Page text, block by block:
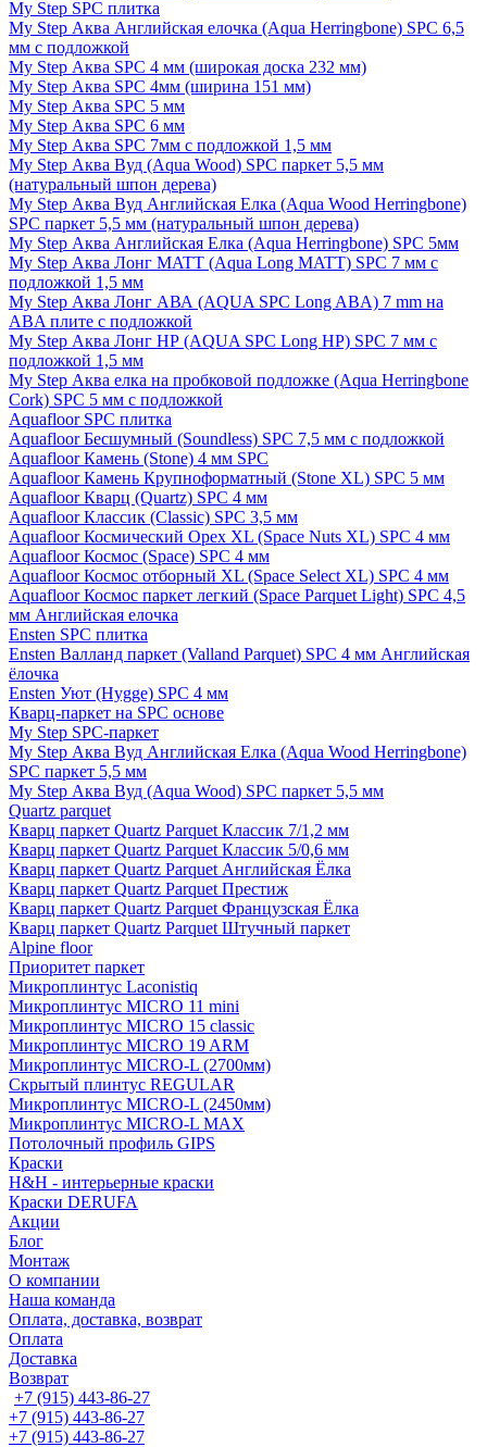
My Step SPC плитка
My Step Аква Английская елочка (Aqua Herringbone) SPC 6,5
мм с подложкой
My Step Аква SPC 4 мм (широкая доска 232 мм)
My Step Аква SPC 4мм (ширина 151 мм)
My Step Аква SPC 5 мм
My Step Аква SPC 6 мм
My Step Аква SPC 7мм c подложкой 1,5 мм
My Step Аква Вуд (Aqua Wood) SPC паркет 5,5 мм
(натуральный шпон дерева)
My Step Аква Вуд Английская Елка (Aqua Wood Herringbone)
SPC паркет 5,5 мм (натуральный шпон дерева)
My Step Аква Английская Елка (Aqua Herringbone) SPC 5мм
My Step Аква Лонг MATT (Aqua Long MATT) SPC 7 мм с
подложкой 1,5 мм
My Step Аква Лонг АВА (AQUA SPC Long ABA) 7 mm на
ABA плите с подложкой
My Step Аква Лонг НР (AQUA SPC Long HP) SPC 7 мм с
подложкой 1,5 мм
My Step Аква елка на пробковой подложке (Aqua Herringbone
Cork) SPC 5 мм с подложкой
Aquafloor SPC плитка
Aquafloor Бесшумный (Soundless) SPC 7,5 мм с подложкой
Aquafloor Камень (Stone) 4 мм SPC
Aquafloor Камень Крупноформатный (Stone XL) SPC 5 мм
Aquafloor Кварц (Quartz) SPC 4 мм
Aquafloor Классик (Classic) SPC 3,5 мм
Aquafloor Космический Орех XL (Space Nuts XL) SPC 4 мм
Aquafloor Космос (Space) SPC 4 мм
Aquafloor Космос отборный XL (Space Select XL) SPC 4 мм
Aquafloor Космос паркет легкий (Space Parquet Light) SPC 4,5
мм Английская елочка
Ensten SPC плитка
Ensten Валланд паркет (Valland Parquet) SPC 4 мм Английская
ёлочка
Ensten Уют (Hygge) SPC 4 мм
Кварц-паркет на SPC основе
My Step SPC-паркет
My Step Аква Вуд Английская Елка (Aqua Wood Herringbone)
SPC паркет 5,5 мм
My Step Аква Вуд (Aqua Wood) SPC паркет 5,5 мм
Quartz parquet
Кварц паркет Quartz Parquet Классик 7/1,2 мм
Кварц паркет Quartz Parquet Классик 5/0,6 мм
Кварц паркет Quartz Parquet Английская Ёлка
Кварц паркет Quartz Parquet Престиж
Кварц паркет Quartz Parquet Французская Ёлка
Кварц паркет Quartz Parquet Штучный паркет
Alpine floor
Приоритет паркет
Микроплинтус Laconistiq
Микроплинтус MICRO 11 mini
Микроплинтус MICRO 15 classic
Микроплинтус MICRO 19 ARM
Микроплинтус MICRO-L (2700мм)
Скрытый плинтус REGULAR
Микроплинтус MICRO-L (2450мм)
Микроплинтус MICRO-L MAX
Потолочный профиль GIPS
Краски
H&H - интерьерные краски
Краски DERUFA
Акции
Блог
Монтаж
О компании
Наша команда
Оплата, доставка, возврат
Оплата
Доставка
Возврат
+7 (915) 443-86-27
+7 (915) 443-86-27
+7 (915) 443-86-27